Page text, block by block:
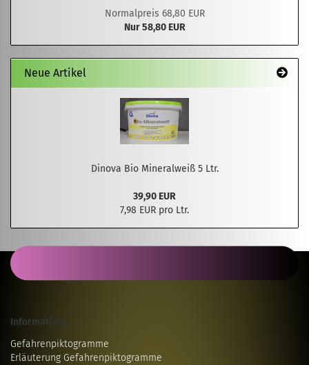
Normalpreis 68,80 EUR
Nur 58,80 EUR
Neue Artikel
Dinova Bio Mineralweiß 5 Ltr.
39,90 EUR
7,98 EUR pro Ltr.
Informatives...
Gefahrenpiktogramme
Erläuterung Gefahrenpiktogramme